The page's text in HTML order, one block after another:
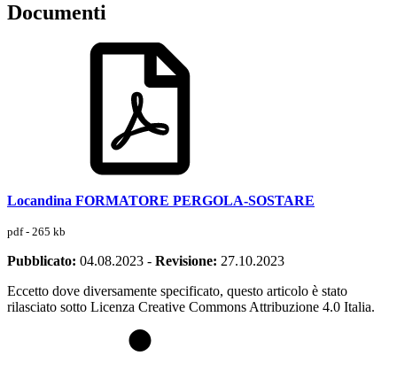
Documenti
Locandina FORMATORE PERGOLA-SOSTARE
pdf - 265 kb
Pubblicato: 04.08.2023 - Revisione: 27.10.2023
Eccetto dove diversamente specificato, questo articolo è stato
rilasciato sotto Licenza Creative Commons Attribuzione 4.0 Italia.